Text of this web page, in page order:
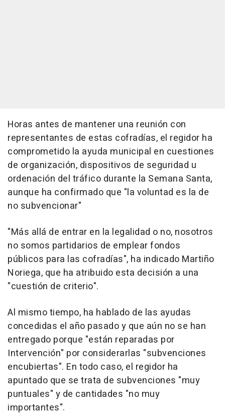
Horas antes de mantener una reunión con
representantes de estas cofradías, el regidor ha
comprometido la ayuda municipal en cuestiones
de organización, dispositivos de seguridad u
ordenación del tráfico durante la Semana Santa,
aunque ha confirmado que "la voluntad es la de
no subvencionar"
"Más allá de entrar en la legalidad o no, nosotros
no somos partidarios de emplear fondos
públicos para las cofradías", ha indicado Martiño
Noriega, que ha atribuido esta decisión a una
"cuestión de criterio".
Al mismo tiempo, ha hablado de las ayudas
concedidas el año pasado y que aún no se han
entregado porque "están reparadas por
Intervención" por considerarlas "subvenciones
encubiertas". En todo caso, el regidor ha
apuntado que se trata de subvenciones "muy
puntuales" y de cantidades "no muy
importantes".